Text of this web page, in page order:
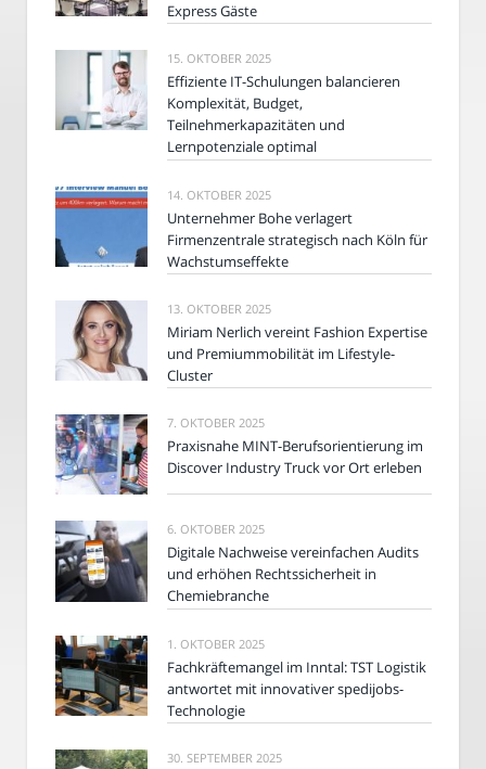
Express Gäste
15. OKTOBER 2025
Effiziente IT-Schulungen balancieren
Komplexität, Budget,
Teilnehmerkapazitäten und
Lernpotenziale optimal
14. OKTOBER 2025
Unternehmer Bohe verlagert
Firmenzentrale strategisch nach Köln für
Wachstumseffekte
13. OKTOBER 2025
Miriam Nerlich vereint Fashion Expertise
und Premiummobilität im Lifestyle-
Cluster
7. OKTOBER 2025
Praxisnahe MINT-Berufsorientierung im
Discover Industry Truck vor Ort erleben
6. OKTOBER 2025
Digitale Nachweise vereinfachen Audits
und erhöhen Rechtssicherheit in
Chemiebranche
1. OKTOBER 2025
Fachkräftemangel im Inntal: TST Logistik
antwortet mit innovativer spedijobs-
Technologie
30. SEPTEMBER 2025